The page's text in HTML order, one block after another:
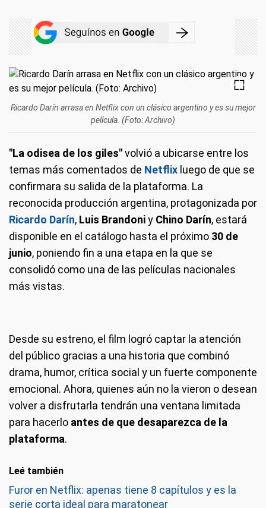
Ricardo Darín arrasa en Netflix con un clásico argentino y es su mejor
película. (Foto: Archivo)
"La odisea de los giles"volvió a ubicarse entre los
temas más comentados de Netflix luego de que se
confirmara su salida de la plataforma. La
reconocida producción argentina, protagonizada por
Ricardo Darín, Luis Brandoniy Chino Darín, estará
disponible en el catálogo hasta el próximo 30 de
junio, poniendo fin a una etapa en la que se
consolidó como una de las películas nacionales
más vistas.
Desde su estreno, el film logró captar la atención
del público gracias a una historia que combinó
drama, humor, crítica social y un fuerte componente
emocional. Ahora, quienes aún no la vieron o desean
volver a disfrutarla tendrán una ventana limitada
para hacerlo antes de que desaparezca de la
plataforma.
Leé también
Furor en Netflix: apenas tiene 8 capítulos y es la
serie corta ideal para maratonear